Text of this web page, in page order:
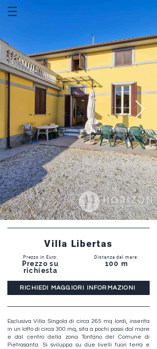
Villa Libertas
Prezzo in Euro:
Prezzo su
richiesta
Distanza dal mare:
100 m
RICHIEDI MAGGIORI INFORMAZIONI
Esclusiva Villa Singola di circa 265 mq lordi, inserita
in un lotto di circa 300 mq, sita a pochi passi dal mare
e dal centro della zona Tonfano del Comune di
Pietrasanta. Si sviluppa su due livelli fuori terra e